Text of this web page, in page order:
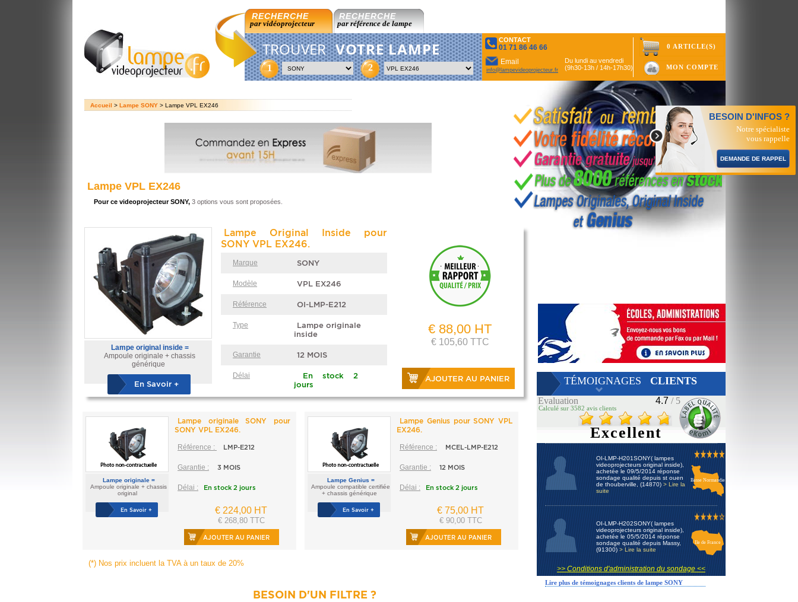
RECHERCHE
par vidéoprojecteur
RECHERCHE
par référence de lampe
TROUVER VOTRE LAMPE
1 2
CONTACT
01 71 86 46 66
Email
info@lampevideoprojecteur.fr
Du lundi au vendredi
(9h30-13h / 14h-17h30)
0 ARTICLE(S)
MON COMPTE
Accueil > Lampe SONY > Lampe VPL EX246
BESOIN D'INFOS ?
Notre spécialiste
vous rappelle
DEMANDE DE RAPPEL
TÉMOIGNAGES CLIENTS
Evaluation 4.7 / 5
Calculé sur 3582 avis clients
Excellent
OI-LMP-H201SONY( lampes
videoprojecteurs original inside),
achetée le 09/5/2014 réponse
sondage qualité depuis st ouen
de thouberville, (14870) > Lire la
suite
Basse Normandie
OI-LMP-H202SONY( lampes
videoprojecteurs original inside),
achetée le 05/5/2014 réponse
sondage qualité depuis Massy,
(91300) > Lire la suite
Ile de France
>> Conditions d'administration du sondage <<
Lire plus de témoignages clients de lampe SONY
Lampe VPL EX246
Pour ce videoprojecteur SONY, 3 options vous sont proposées.
Lampe original inside =
Ampoule originale + chassis
générique
En Savoir +
Lampe Original Inside pour
SONY VPL EX246.
Marque SONY
Modèle VPL EX246
Référence OI-LMP-E212
Type
Lampe originale
inside
Garantie 12 MOIS
Délai
En stock 2
jours
€ 88,00 HT
€ 105,60 TTC
AJOUTER AU PANIER
Lampe originale =
Ampoule originale + chassis
original
En Savoir +
Lampe originale SONY pour
SONY VPL EX246.
Référence : LMP-E212
Garantie : 3 MOIS
Délai : En stock 2 jours
€ 224,00 HT
€ 268,80 TTC
AJOUTER AU PANIER
Lampe Genius =
Ampoule compatible certifiée
+ chassis générique
En Savoir +
Lampe Genius pour SONY VPL
EX246.
Référence : MCEL-LMP-E212
Garantie : 12 MOIS
Délai : En stock 2 jours
€ 75,00 HT
€ 90,00 TTC
AJOUTER AU PANIER
(*) Nos prix incluent la TVA à un taux de 20%
BESOIN D'UN FILTRE ?